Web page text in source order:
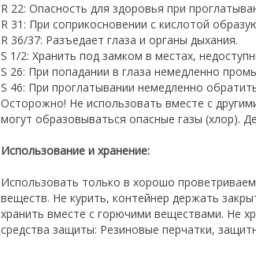
R 22: Опасность для здоровья при
R 31: При соприкосновении с кислотой
R 36/37: Разъедает глаза и органы дыхания.
S 1/2: Хранить под замком в местах,
S 26: При попадании в глаза немедленно
S 46: При проглатывании немедленно
Осторожно! Не использовать вместе с
могут образовываться опасные газы (хлор).
Использование и хранение:
Использовать только в хорошо
веществ. Не курить, контейнер держать
хранить вместе с горючими веществами. Не
средства защиты: Резиновые перчатки,